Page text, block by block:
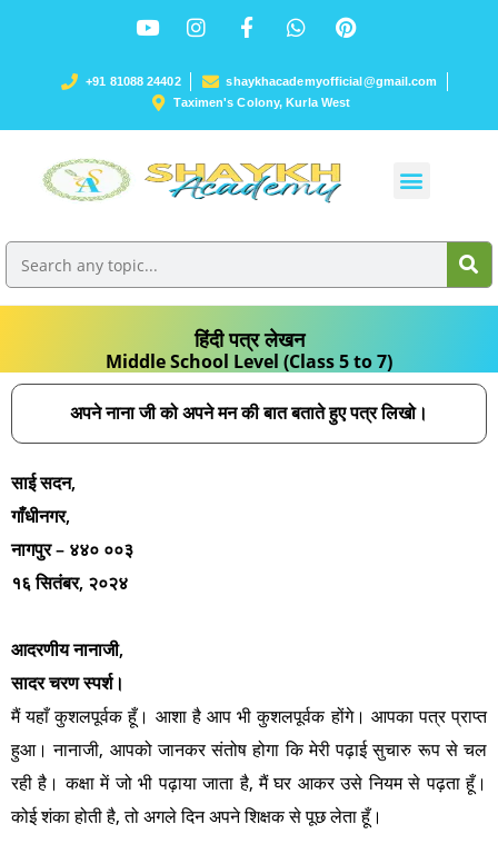
+91 81088 24402
shaykhacademyofficial@gmail.com
Taximen's Colony, Kurla West
हिंदी पत्र लेखन
Middle School Level (Class 5 to 7)
अपने नाना जी को अपने मन की बात बताते हुए पत्र लिखो।
साई सदन,
गाँधीनगर,
नागपुर – ४४० ००३
१६ सितंबर, २०२४
आदरणीय नानाजी,
सादर चरण स्पर्श।
मैं यहाँ कुशलपूर्वक हूँ। आशा है आप भी कुशलपूर्वक होंगे। आपका पत्र प्राप्त
हुआ। नानाजी, आपको जानकर संतोष होगा कि मेरी पढ़ाई सुचारु रूप से चल
रही है। कक्षा में जो भी पढ़ाया जाता है, मैं घर आकर उसे नियम से पढ़ता हूँ।
कोई शंका होती है, तो अगले दिन अपने शिक्षक से पूछ लेता हूँ।